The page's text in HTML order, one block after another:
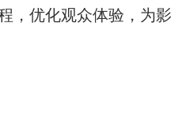
，优化观众体验，为影